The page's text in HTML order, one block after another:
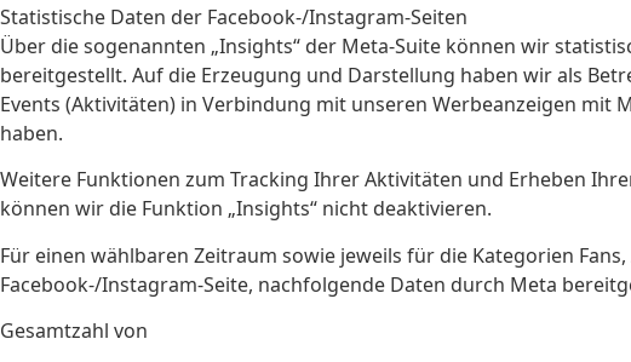
Statistische Daten der Facebook-/Instagram-Seiten
Über die sogenannten „Insights“ der Meta-Suite können wir
bereitgestellt. Auf die Erzeugung und Darstellung haben wir als
Events (Aktivitäten) in Verbindung mit unseren Werbeanzeigen
haben.
Weitere Funktionen zum Tracking Ihrer Aktivitäten und Erheben
können wir die Funktion „Insights“ nicht deaktivieren.
Für einen wählbaren Zeitraum sowie jeweils für die Kategorien
Facebook-/Instagram-Seite, nachfolgende Daten durch Meta
Gesamtzahl von